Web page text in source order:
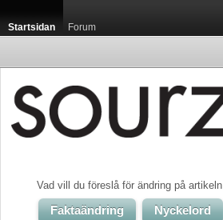
Startsidan Forum
Vad vill du föreslå för ändring på artikeln
Faktaändring Nyckelord